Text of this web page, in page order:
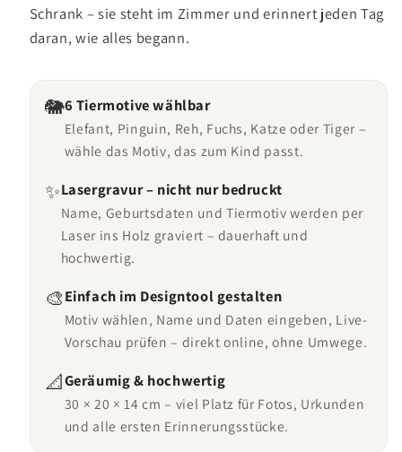
Schrank – sie steht im Zimmer und erinnert jeden Tag
daran, wie alles begann.
🐘6 Tiermotive wählbar
Elefant, Pinguin, Reh, Fuchs, Katze oder Tiger –
wähle das Motiv, das zum Kind passt.
✨Lasergravur – nicht nur bedruckt
Name, Geburtsdaten und Tiermotiv werden per
Laser ins Holz graviert – dauerhaft und
hochwertig.
🎨Einfach im Designtool gestalten
Motiv wählen, Name und Daten eingeben, Live-
Vorschau prüfen – direkt online, ohne Umwege.
📐Geräumig & hochwertig
30 × 20 × 14 cm – viel Platz für Fotos, Urkunden
und alle ersten Erinnerungsstücke.